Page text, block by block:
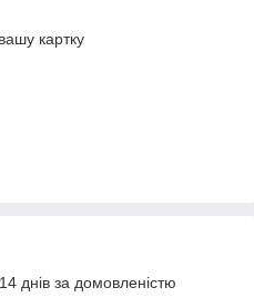
картку
днів за домовленістю